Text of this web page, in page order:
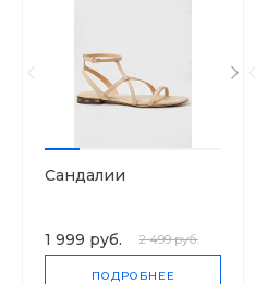
Сандалии
1 999 руб. 2 499 руб.
ПОДРОБНЕЕ